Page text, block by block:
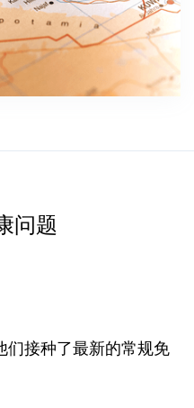
问题
们接种了最新的常规免
括：• 水痘（水痘）•
疹-腮腺炎-风疹